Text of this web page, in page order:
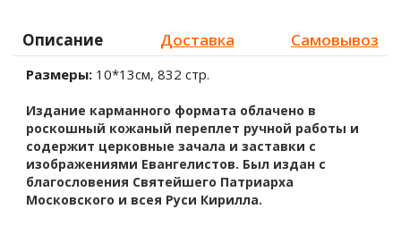
Описание Доставка Самовывоз
Размеры: 10*13см, 832 стр.
Издание карманного формата облачено в
роскошный кожаный переплет ручной работы и
содержит церковные зачала и заставки с
изображениями Евангелистов. Был издан с
благословения Святейшего Патриарха
Московского и всея Руси Кирилла.